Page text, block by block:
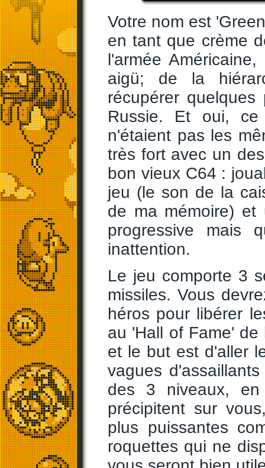
Votre nom est
en tant que crème
l'armée
aigü; de la
récupérer
Russie. Et oui,
n'étaient pas les
très fort avec un
bon vieux C64 :
jeu (le son de la
de ma mémoire) et
progressive mais
inattention.
Le jeu comporte 3
missiles. Vous
héros pour libérer
au 'Hall of Fame' de
et le but est d'aller
vagues
des 3 niveaux,
précipitent sur
plus puissantes
roquettes qui ne